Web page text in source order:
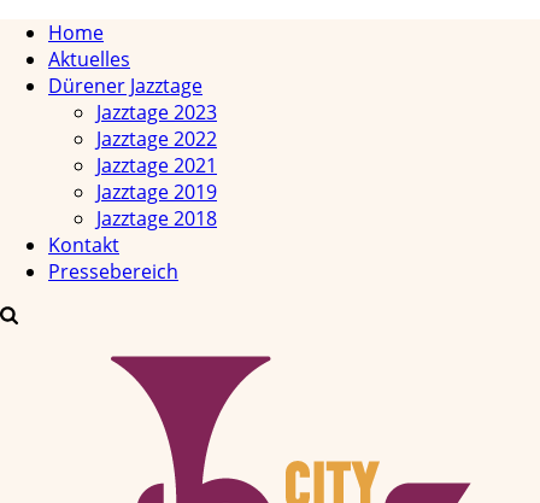
Home
Aktuelles
Dürener Jazztage
Jazztage 2023
Jazztage 2022
Jazztage 2021
Jazztage 2019
Jazztage 2018
Kontakt
Pressebereich